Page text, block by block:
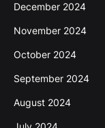
December 2024
November 2024
October 2024
September 2024
August 2024